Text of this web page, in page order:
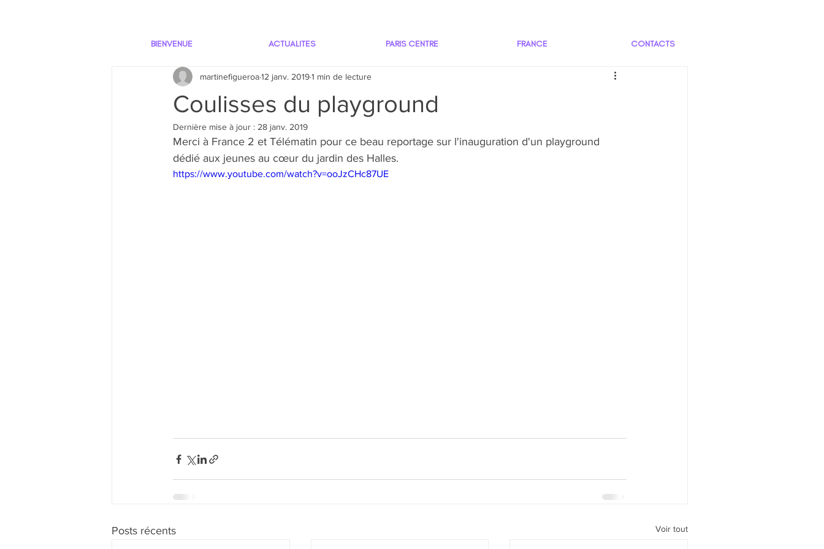
BIENVENUE ACTUALITES PARIS CENTRE FRANCE CONTACTS
Coulisses du playground
martinefigueroa12 janv. 20191 min de lecture
Dernière mise à jour : 28 janv. 2019
Merci à France 2 et Télématin pour ce beau reportage sur l'inauguration d'un playground
dédié aux jeunes au cœur du jardin des Halles.
https://www.youtube.com/watch?v=ooJzCHc87UE
Posts récents Voir tout